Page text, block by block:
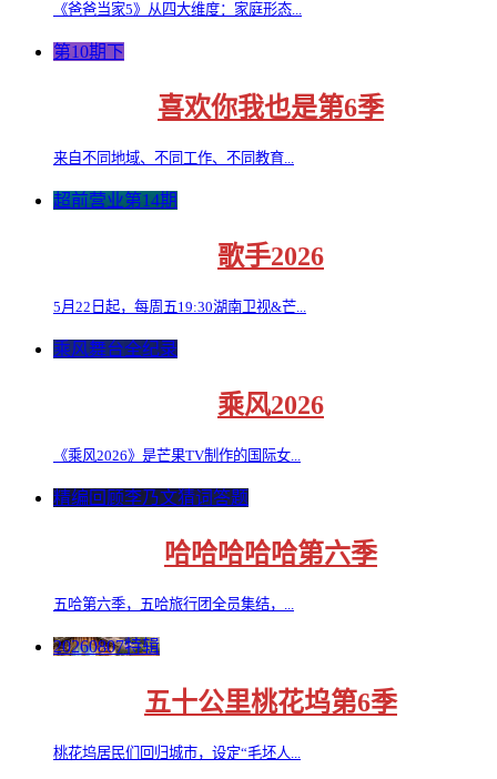
《爸爸当家5》从四大维度：家庭形态...
第10期下
喜欢你我也是第6季
来自不同地域、不同工作、不同教育...
超前营业第14期
歌手2026
5月22日起，每周五19:30湖南卫视&芒...
乘风舞台全纪录
乘风2026
《乘风2026》是芒果TV制作的国际女...
精编回顾李乃文猜词答题
哈哈哈哈哈第六季
五哈第六季，五哈旅行团全员集结，...
20260807特辑
五十公里桃花坞第6季
桃花坞居民们回归城市，设定“毛坯人...